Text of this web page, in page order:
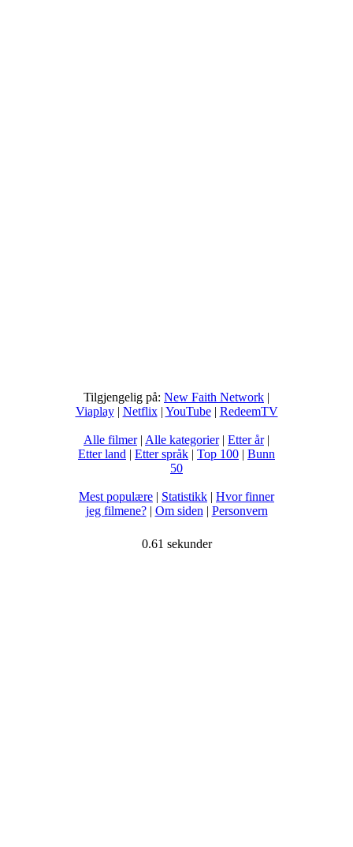
Tilgjengelig på: New Faith Network |
Viaplay| Netflix| YouTube| RedeemTV
Alle filmer| Alle kategorier| Etter år|
Etter land | Etter språk | Top 100 | Bunn
50
Mest populære | Statistikk | Hvor finner
jeg filmene?| Om siden| Personvern
0.61 sekunder